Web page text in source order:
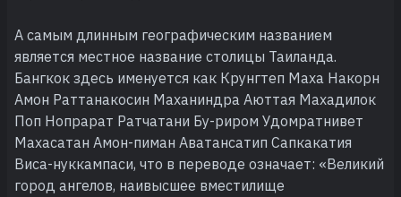
А самым длинным географическим названием
является местное название столицы Таиланда.
Бангкок здесь именуется как Крунгтеп Маха Накорн
Амон Раттанакосин Маханиндра Аюттая Махадилок
Поп Нопрарат Ратчатани Бу-риром Удомратнивет
Махасатан Амон-пиман Аватансатип Сапкакатия
Виса-нуккампаси, что в переводе означает: «Великий
город ангелов, наивысшее вместилище